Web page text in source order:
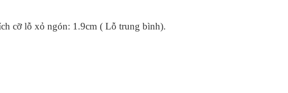
cỡ lỗ xỏ ngón: 1.9cm ( Lỗ trung bình).